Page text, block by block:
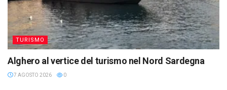
TURISMO
Alghero al vertice del turismo nel Nord Sardegna
7 AGOSTO 2026 0